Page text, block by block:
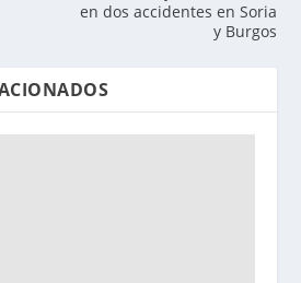
en dos accidentes en Soria
y Burgos